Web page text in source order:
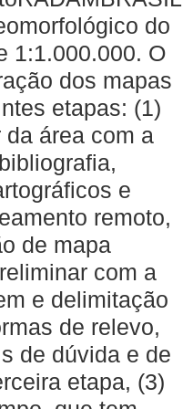
do
1:1.000.000. O
dos mapas
etapas: (1)
área com a
e
remoto,
de mapa
com a
e delimitação
de relevo,
de dúvida e de
etapa, (3)